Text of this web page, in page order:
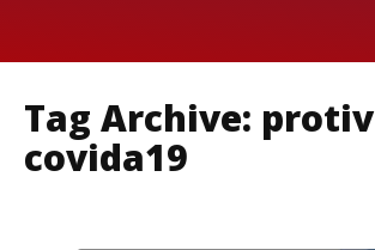
Tag Archive: protiv
covida19